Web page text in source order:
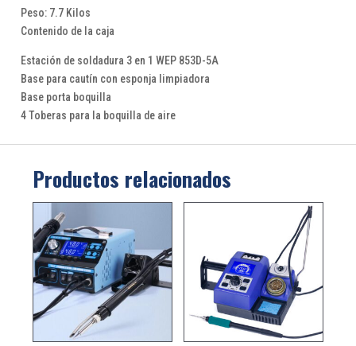
Peso: 7.7 Kilos
Contenido de la caja
Estación de soldadura 3 en 1 WEP 853D-5A
Base para cautín con esponja limpiadora
Base porta boquilla
4 Toberas para la boquilla de aire
Productos relacionados